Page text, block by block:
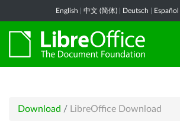
English 中文 (简体) Deutsch Español
Download / LibreOffice Download